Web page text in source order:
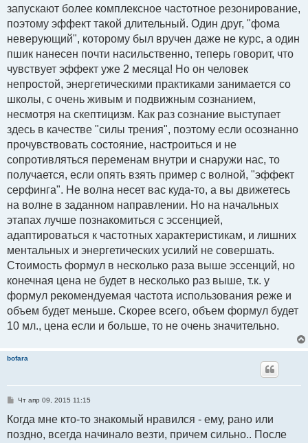
е
запускают более комплексное частотное резонирование,
поэтому эффект такой длительный. Один друг, "фома
неверующий", которому был вручен даже не курс, а один
пшик нанесен почти насильственно, теперь говорит, что
чувствует эффект уже 2 месяца! Но он человек
непростой, энергетическими практиками занимается со
школы, с очень живым и подвижным сознанием,
несмотря на скептицизм. Как раз сознание выступает
здесь в качестве "силы трения", поэтому если осознанно
прочувствовать состояние, настроиться и не
сопротивляться переменам внутри и снаружи нас, то
получается, если опять взять пример с волной, "эффект
серфинга". Не волна несет вас куда-то, а вы движетесь
на волне в заданном направлении. Но на начальных
этапах лучше познакомиться с эссенцией,
адаптироваться к частотных характеристикам, и лишних
ментальных и энергетических усилий не совершать.
Стоимость формул в несколько раза выше эссенций, но
конечная цена не будет в несколько раз выше, т.к. у
формул рекомендуемая частота использования реже и
объем будет меньше. Скорее всего, объем формул будет
10 мл., цена если и больше, то не очень значительно.
bofara
С
о
б
щ
е
Чт апр 09, 2015 11:15
Когда мне кто-то знакомый нравился - ему, рано или
поздно, всегда начинало везти, причем сильно.. После